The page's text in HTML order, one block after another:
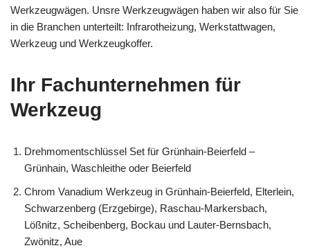
Werkzeugwägen. Unsre Werkzeugwägen haben wir also für Sie
in die Branchen unterteilt: Infrarotheizung, Werkstattwagen,
Werkzeug und Werkzeugkoffer.
Ihr Fachunternehmen für
Werkzeug
Drehmomentschlüssel Set für Grünhain-Beierfeld –
Grünhain, Waschleithe oder Beierfeld
Chrom Vanadium Werkzeug in Grünhain-Beierfeld, Elterlein,
Schwarzenberg (Erzgebirge), Raschau-Markersbach,
Lößnitz, Scheibenberg, Bockau und Lauter-Bernsbach,
Zwönitz, Aue